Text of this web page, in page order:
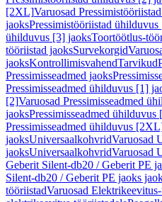
[2XL]Varuosad
jaoksPressimistööriistad ühilduvus
ühilduvus [3] jaoksToortöötlus-
tööriistad jaoksSurvekorgid
jaoksKontrollimisvahendTarvikud
Pressimisseadmed jaoks
Pressimisseadmed ühilduvus [1]
[2]Varuosad Pressimisseadmed
jaoksPressimisseadmed
Pressimisseadmed ühilduvus
jaoksUniversaalkohvridVaruosad
jaoksUniversaalkohvridVaruosad
Geberit Silent-db20 / Geberit PE
Silent-db20 / Geberit PE jaoks
tööriistadVaruosad